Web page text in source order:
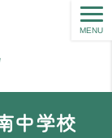
中学校
MENU